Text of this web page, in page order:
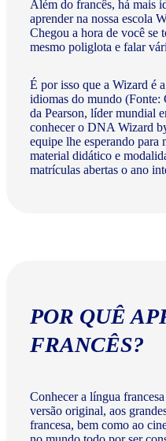
Além do francês, há mais
aprender na nossa escola
Chegou a hora de você se
mesmo poliglota e falar
É por isso que a Wizard é
idiomas do mundo (Fonte:
da Pearson, líder mundial
conhecer o DNA Wizard
equipe lhe esperando para
material didático e
matrículas abertas o ano
POR QUÊ
FRANCÊS?
Conhecer a língua
versão original, aos
francesa, bem como ao